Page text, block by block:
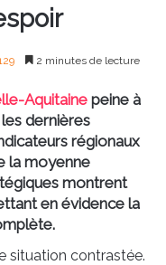
2 minutes de lecture
Aquitainepeine à
dernières
régionaux
la moyenne
montrent
en évidence la
situation contrastée.